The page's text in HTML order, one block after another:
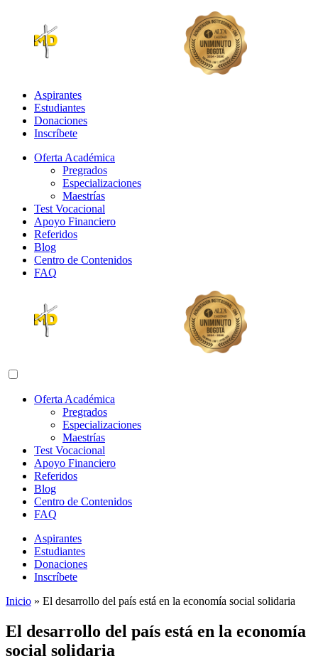
Aspirantes
Estudiantes
Donaciones
Inscríbete
Oferta Académica
Pregrados
Especializaciones
Maestrías
Test Vocacional
Apoyo Financiero
Referidos
Blog
Centro de Contenidos
FAQ
Abrir menú de navegación
Oferta Académica
Pregrados
Especializaciones
Maestrías
Test Vocacional
Apoyo Financiero
Referidos
Blog
Centro de Contenidos
FAQ
Aspirantes
Estudiantes
Donaciones
Inscríbete
Inicio » El desarrollo del país está en la economía social solidaria
El desarrollo del país está en la economía
social solidaria